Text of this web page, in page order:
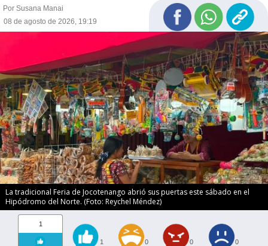
Por Susana Manai
08 de agosto de 2026, 19:19
La tradicional Feria de Jocotenango abrió sus puertas este sábado en el
Hipódromo del Norte. (Foto: Reychel Méndez)
1
1 0 0 0